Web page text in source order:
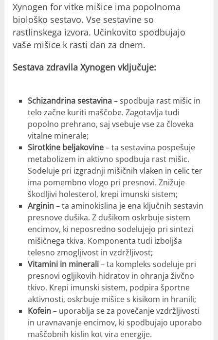
Xynogen for vitke mišice ima popolnoma
biološko sestavo. Vse sestavine so
rastlinskega izvora. Učinkovito spodbujajo
vaše mišice k rasti dan za dnem.
Sestava zdravila Xynogen vključuje:
Schizandrina sestavina– spodbuja rast mišic in
telo začne kuriti maščobe. Zagotavlja tudi
popolno prehrano, saj vsebuje vse za človeka
vitalne minerale;
Sirotkine beljakovine– ta sestavina pospešuje
metabolizem in aktivno spodbuja rast mišic.
Sodeluje pri izgradnji mišičnih vlaken in celic ter
ima pomembno vlogo pri presnovi. Znižuje
škodljivi holesterol, krepi imunski sistem;
Arginin– ta aminokislina je ena ključnih sestavin
presnove dušika. Z dušikom oskrbuje sistem
encimov, ki neposredno sodelujejo pri sintezi
mišičnega tkiva. Komponenta tudi izboljša
telesno zmogljivost in vzdržljivost;
Vitamini in minerali– ta kompleks sodeluje pri
presnovi ogljikovih hidratov in ohranja živčno
tkivo. Krepi imunski sistem, podpira športne
aktivnosti, oskrbuje mišice s kisikom in hranili;
Kofein– uporablja se za povečanje vzdržljivosti
in uravnavanje encimov, ki spodbujajo uporabo
maščobnih kislin kot vira energije.